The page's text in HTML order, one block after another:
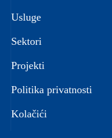
Usluge
Sektori
Projekti
Politika privatnosti
Kolačići